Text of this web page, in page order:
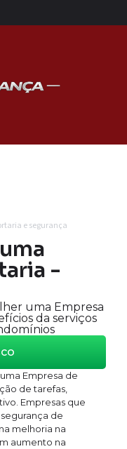
e segurança
-
uma Empresa
da serviços
Empresa de
de tarefas,
Empresas que
de
melhoria na
aumento na